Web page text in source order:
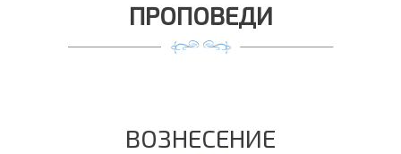
ПРОПОВЕДИ
ВОЗНЕСЕНИЕ